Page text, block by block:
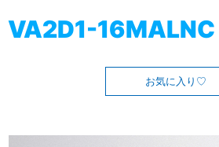
VA2D1-16MALNC
お気に入り